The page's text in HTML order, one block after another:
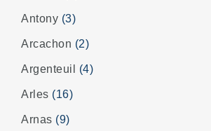
Antony (3)
Arcachon (2)
Argenteuil (4)
Arles (16)
Arnas (9)